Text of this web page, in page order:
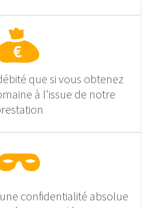
que si vous obtenez
à l'issue de notre
confidentialité absolue